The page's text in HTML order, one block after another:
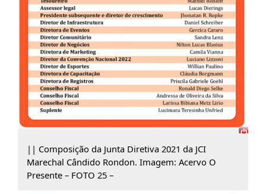
|| Composição da Junta Diretiva 2021 da JCI
Marechal Cândido Rondon. Imagem: Acervo O
Presente – FOTO 25 –